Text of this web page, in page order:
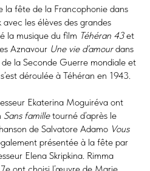
la fête de la Francophonie dans
les élèves des grandes
la musique du film Téhéran 43et
Aznavour Une vie d’amourdans
la Seconde Guerre mondiale et
déroulée à Téhéran en 1943.
Ekaterina Moguiréva ont
Sans familletourné d’après le
de Salvatore Adamo Vous
présentée à la fête par
Elena Skripkina. Rimma